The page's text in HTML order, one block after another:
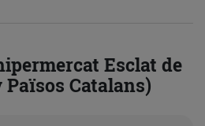
Esclat de
Països Catalans)